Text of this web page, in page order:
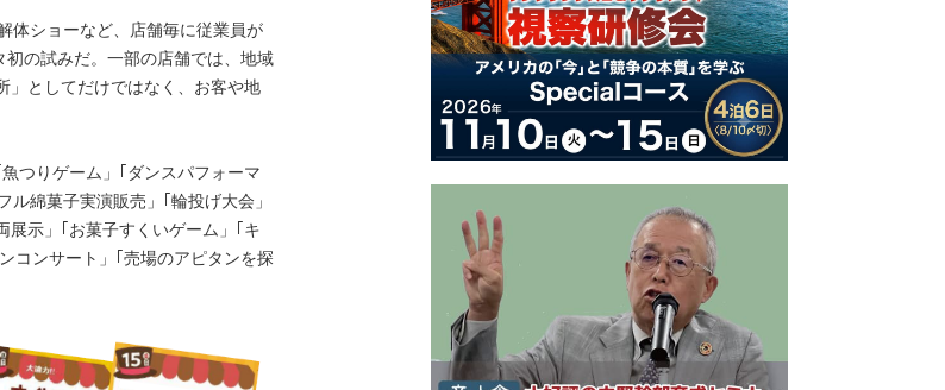
体ショーなど、店舗毎に従業員が
の試みだ。一部の店舗では、地域
」としてだけではなく、お客や地
つりゲーム」｢ダンスパフォーマ
綿菓子実演販売」｢輪投げ大会」
展示」｢お菓子すくいゲーム」｢キ
コンサート」｢売場のアピタンを探